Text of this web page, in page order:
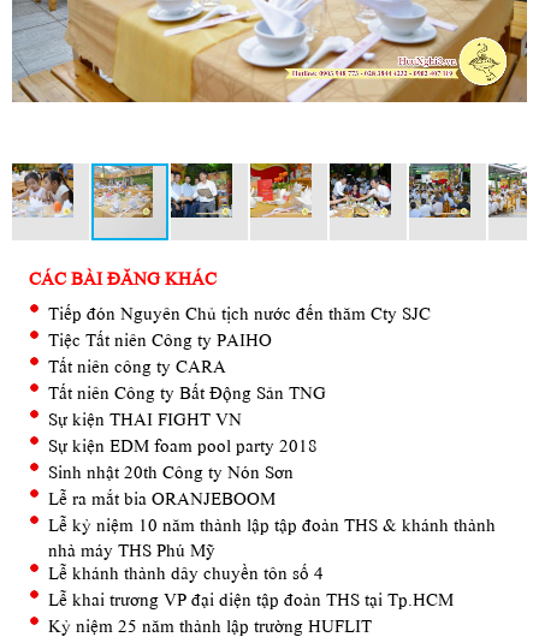
CÁC BÀI ĐĂNG KHÁC
Tiếp đón Nguyên Chủ tịch nước đến thăm Cty SJC
Tiệc Tất niên Công ty PAIHO
Tất niên công ty CARA
Tất niên Công ty Bất Động Sản TNG
Sự kiện THAI FIGHT VN
Sự kiện EDM foam pool party 2018
Sinh nhật 20th Công ty Nón Sơn
Lễ ra mắt bia ORANJEBOOM
Lễ kỷ niệm 10 năm thành lập tập đoàn THS & khánh thành
nhà máy THS Phú Mỹ
Lễ khánh thành dây chuyền tôn số 4
Lễ khai trương VP đại diện tập đoàn THS tại Tp.HCM
Kỷ niệm 25 năm thành lập trường HUFLIT